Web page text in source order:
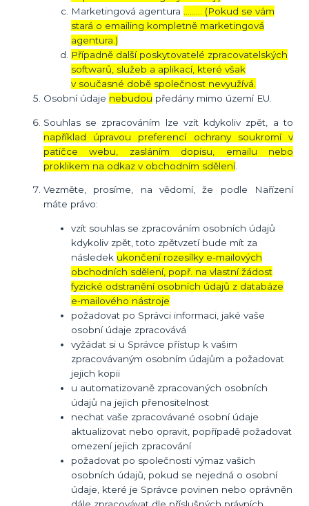
Marketingová agentura
……… (Pokud se vám
stará o emailing kompletně marketingová
agentura.)
Případně další poskytovatelé zpracovatelských
softwarů, služeb a aplikací, které však
v současné době společnost nevyužívá.
Osobní údaje nebudou předány mimo území EU.
Souhlas se zpracováním lze vzít kdykoliv zpět, a to
například úpravou preferencí ochrany soukromí v
patičce webu, zasláním dopisu, emailu nebo
proklikem na odkaz v obchodním sdělení.
Vezměte, prosíme, na vědomí, že podle Nařízení
máte právo:
vzít souhlas se zpracováním osobních údajů
kdykoliv zpět, toto zpětvzetí bude mít za
následek ukončení rozesílky e-mailových
obchodních sdělení, popř. na vlastní žádost
fyzické odstranění osobních údajů z databáze
e-mailového nástroje
požadovat po Správci informaci, jaké vaše
osobní údaje zpracovává
vyžádat si u Správce přístup k vašim
zpracovávaným osobním údajům a požadovat
jejich kopii
u automatizovaně zpracovaných osobních
údajů na jejich přenositelnost
nechat vaše zpracovávané osobní údaje
aktualizovat nebo opravit, popřípadě požadovat
omezení jejich zpracování
požadovat po společnosti výmaz vašich
osobních údajů, pokud se nejedná o osobní
údaje, které je Správce povinen nebo oprávněn
dále zpracovávat dle příslušných právních